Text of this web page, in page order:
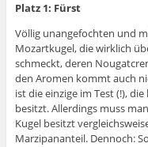
Platz 1: Fürst
Völlig unangefochten und
Mozartkugel, die wirklich
schmeckt, deren
den Aromen kommt auch
ist die einzige im Test (!),
besitzt. Allerdings muss
Kugel besitzt
Marzipananteil. Dennoch: